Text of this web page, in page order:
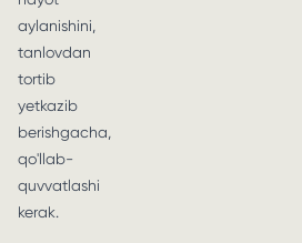
aylanishini,
tanlovdan
tortib
yetkazib
berishgacha,
qo'llab-
quvvatlashi
kerak.